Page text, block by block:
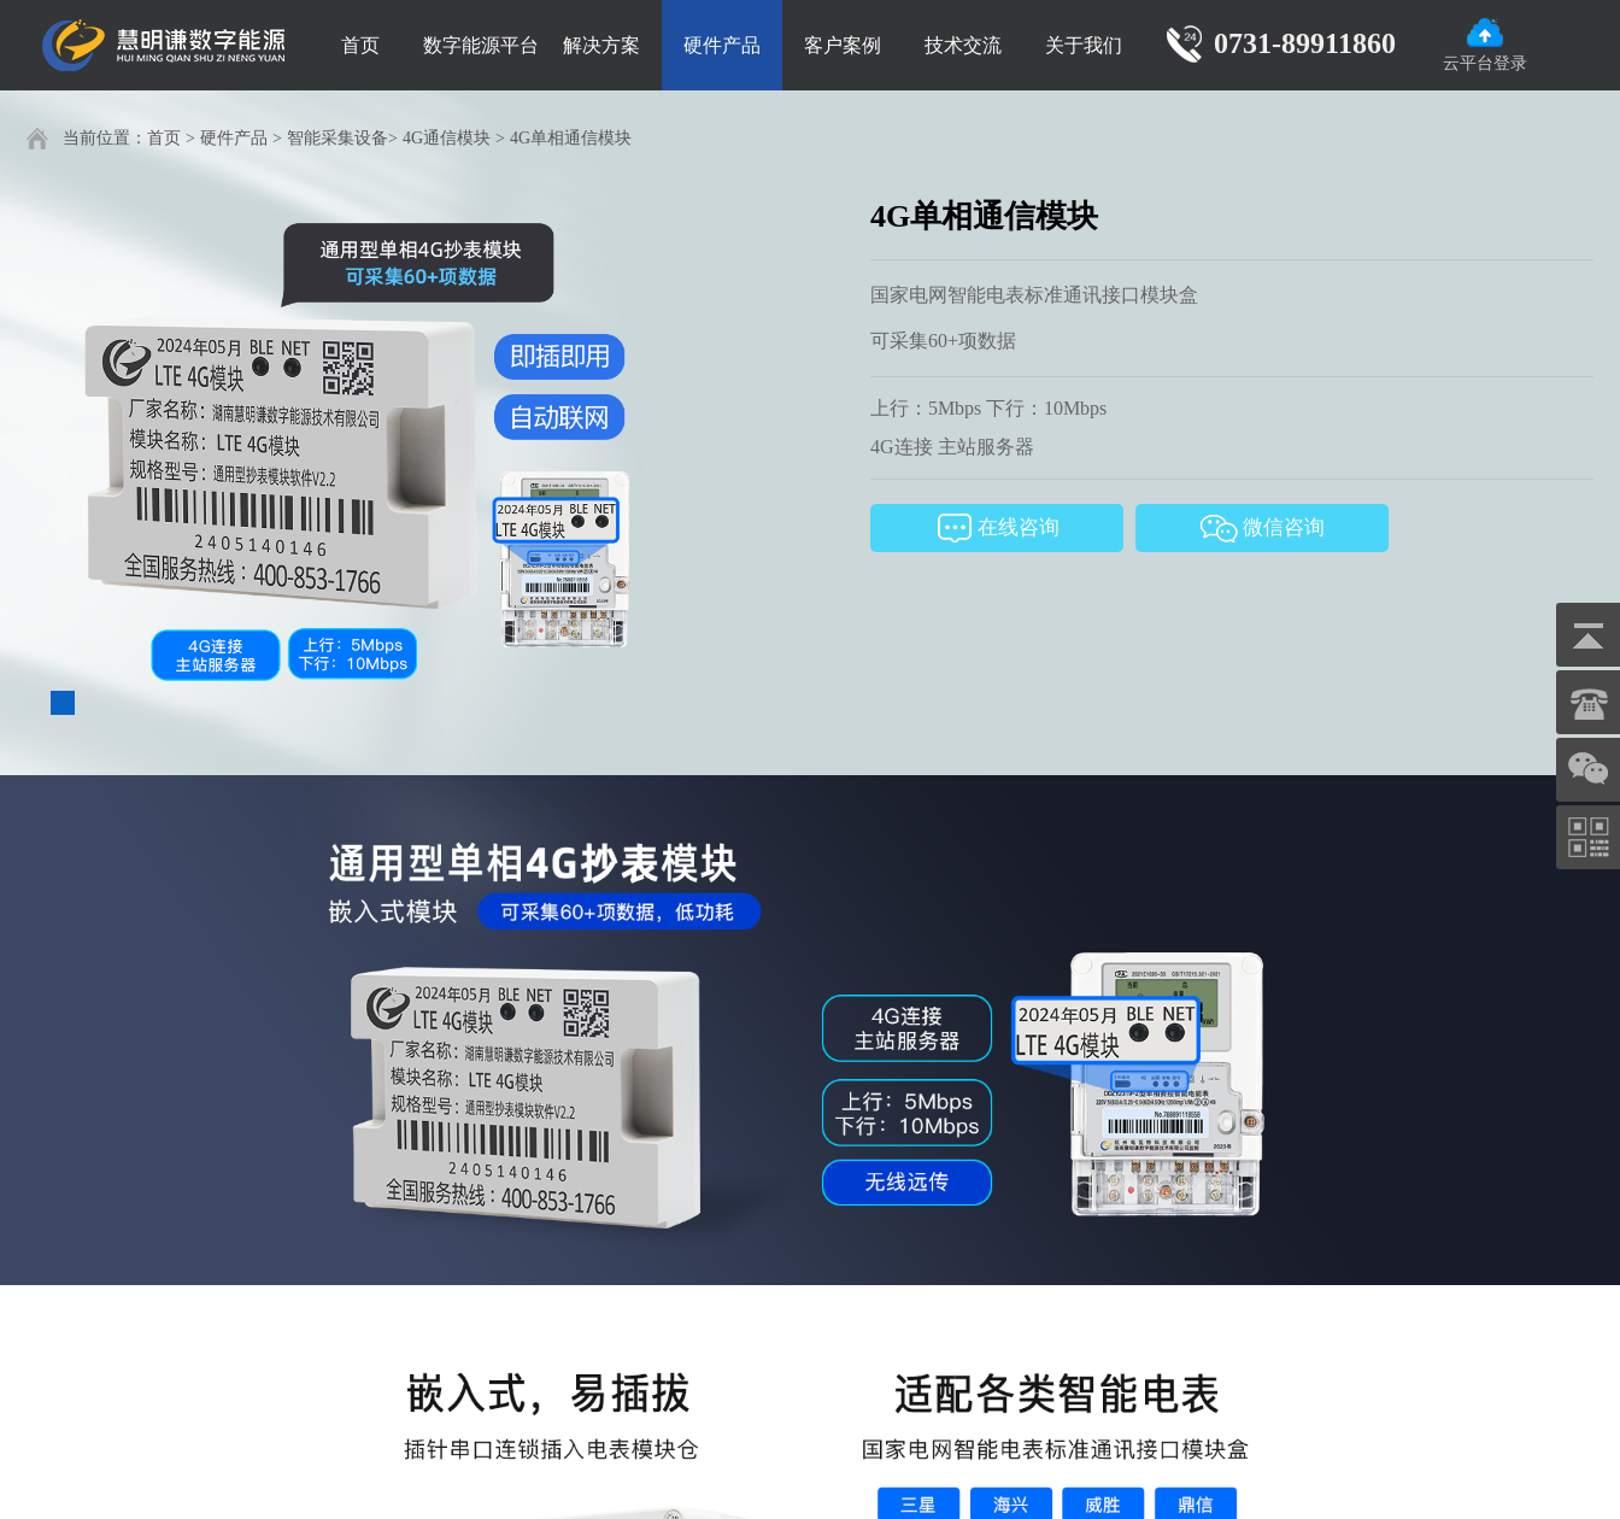
云平台登录
0731-89911860
首页 数字能源平台 解决方案 硬件产品 客户案例 技术交流 关于我们
当前位置： 首页 > 硬件产品 > 智能采集设备> 4G通信模块 > 4G单相通信模块
4G单相通信模块
国家电网智能电表标准通讯接口模块盒
可采集60+项数据
上行：5Mbps 下行：10Mbps
4G连接 主站服务器
在线咨询 微信咨询